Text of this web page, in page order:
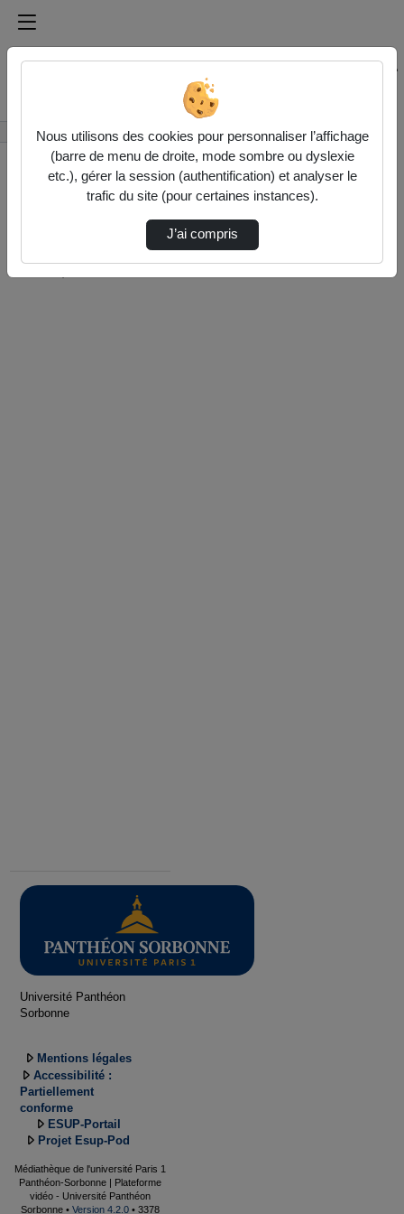
Médiathèque de l'université Paris
Rechercher un média sur Médiathèque de l'université
Accueil Rechercher
Université Panthéon
Sorbonne
Mentions légales
Accessibilité :
Partiellement
conforme
ESUP-Portail
Projet Esup-Pod
Médiathèque de l'université Paris 1
Panthéon-Sorbonne | Plateforme
vidéo - Université Panthéon
Sorbonne • Version 4.2.0 • 3378
Nous utilisons des cookies pour personnaliser l’affichage
(barre de menu de droite, mode sombre ou dyslexie
etc.), gérer la session (authentification) et analyser le
trafic du site (pour certaines instances).
J’ai compris